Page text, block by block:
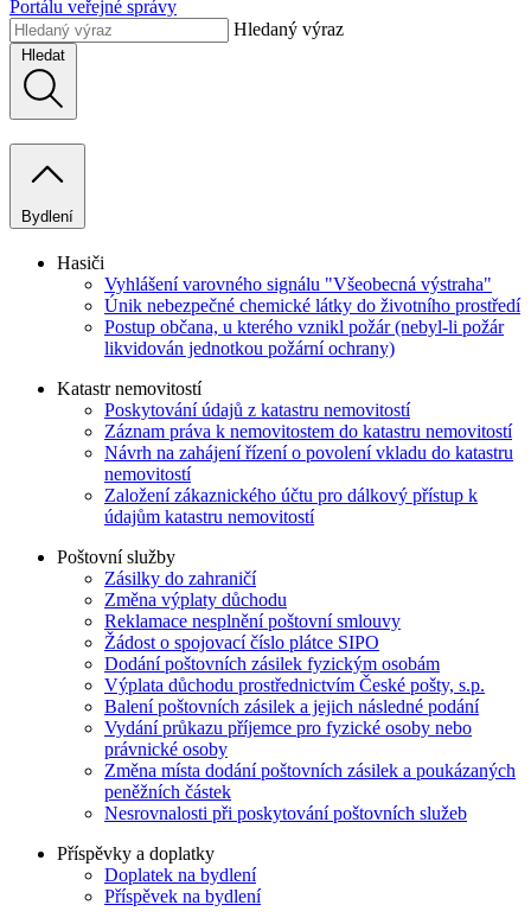
Portálu veřejné správy
Hledaný výraz
Hledat
Bydlení
Hasiči
Vyhlášení varovného signálu "Všeobecná výstraha"
Únik nebezpečné chemické látky do životního prostředí
Postup občana, u kterého vznikl požár (nebyl-li požár
likvidován jednotkou požární ochrany)
Katastr nemovitostí
Poskytování údajů z katastru nemovitostí
Záznam práva k nemovitostem do katastru nemovitostí
Návrh na zahájení řízení o povolení vkladu do katastru
nemovitostí
Založení zákaznického účtu pro dálkový přístup k
údajům katastru nemovitostí
Poštovní služby
Zásilky do zahraničí
Změna výplaty důchodu
Reklamace nesplnění poštovní smlouvy
Žádost o spojovací číslo plátce SIPO
Dodání poštovních zásilek fyzickým osobám
Výplata důchodu prostřednictvím České pošty, s.p.
Balení poštovních zásilek a jejich následné podání
Vydání průkazu příjemce pro fyzické osoby nebo
právnické osoby
Změna místa dodání poštovních zásilek a poukázaných
peněžních částek
Nesrovnalosti při poskytování poštovních služeb
Příspěvky a doplatky
Doplatek na bydlení
Příspěvek na bydlení